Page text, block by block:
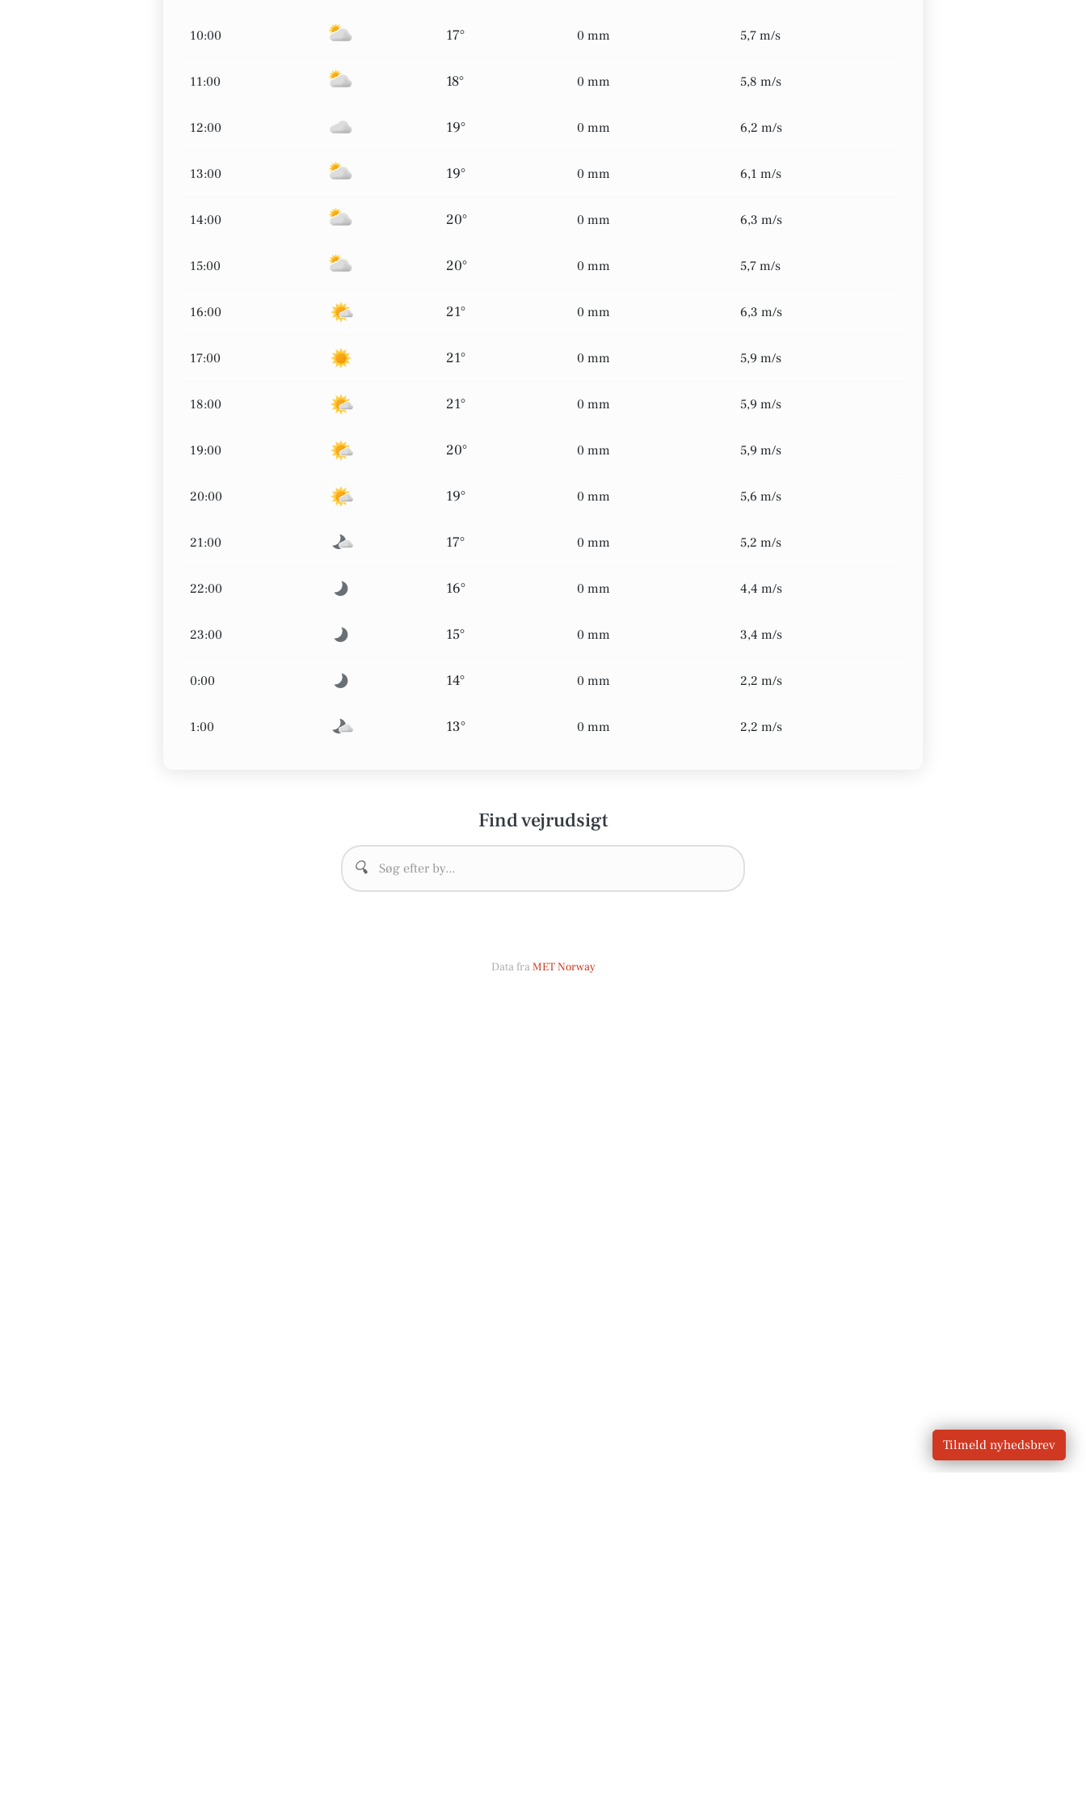
10:00 17° 0 mm 5,7 m/s
11:00 18° 0 mm 5,8 m/s
12:00 19° 0 mm 6,2 m/s
13:00 19° 0 mm 6,1 m/s
14:00 20° 0 mm 6,3 m/s
15:00 20° 0 mm 5,7 m/s
16:00 21° 0 mm 6,3 m/s
17:00 21° 0 mm 5,9 m/s
18:00 21° 0 mm 5,9 m/s
19:00 20° 0 mm 5,9 m/s
20:00 19° 0 mm 5,6 m/s
21:00 17° 0 mm 5,2 m/s
22:00 16° 0 mm 4,4 m/s
23:00 15° 0 mm 3,4 m/s
0:00 14° 0 mm 2,2 m/s
1:00 13° 0 mm 2,2 m/s
Find vejrudsigt
🔍
Data fraMET Norway
Tilmeld nyhedsbrev